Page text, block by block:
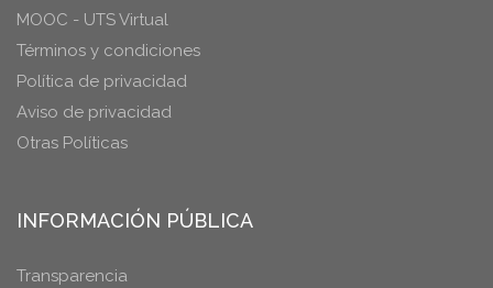
MOOC - UTS Virtual
Términos y condiciones
Política de privacidad
Aviso de privacidad
Otras Políticas
INFORMACIÓN PÚBLICA
Transparencia